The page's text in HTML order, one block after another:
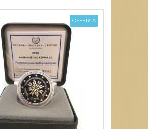
OFFERTA